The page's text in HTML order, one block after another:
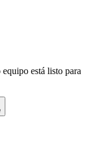
está listo para